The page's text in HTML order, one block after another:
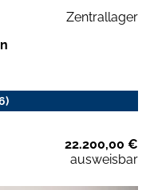
Zentrallager
22.200,00 €
ausweisbar